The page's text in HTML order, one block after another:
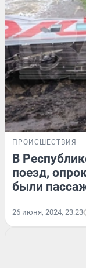
ПРОИСШЕСТВИЯ
В
поезд,
были
26 июня, 2024, 23:23